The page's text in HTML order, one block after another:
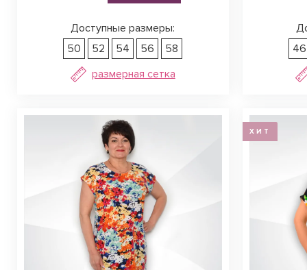
Доступные размеры:
50
52 54 56
58
размерная сетка
46
ХИТ